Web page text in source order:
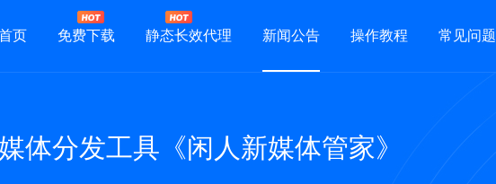
页 免费下载 静态长效代理 新闻公告 操作教程 常见问题
体分发工具《闲人新媒体管家》